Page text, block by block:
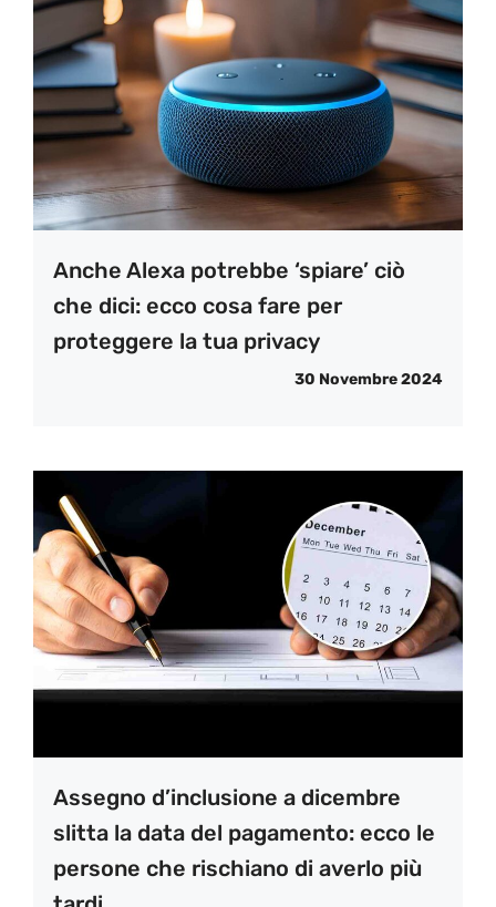
Anche Alexa potrebbe ‘spiare’ ciò
che dici: ecco cosa fare per
proteggere la tua privacy
30 Novembre 2024
Assegno d’inclusione a dicembre
slitta la data del pagamento: ecco le
persone che rischiano di averlo più